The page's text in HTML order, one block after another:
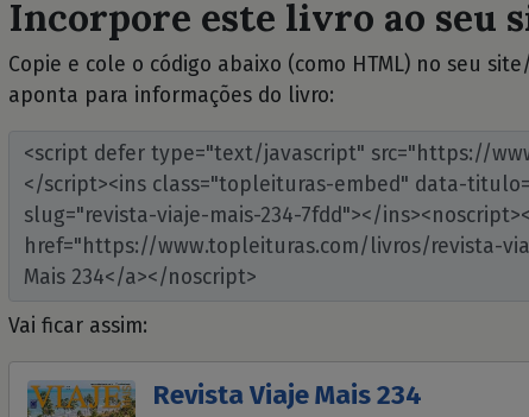
Incorpore este livro ao seu
Copie e cole o código abaixo (como HTML) no seu
aponta para informações do livro:
Vai ficar assim:
Revista Viaje Mais 234